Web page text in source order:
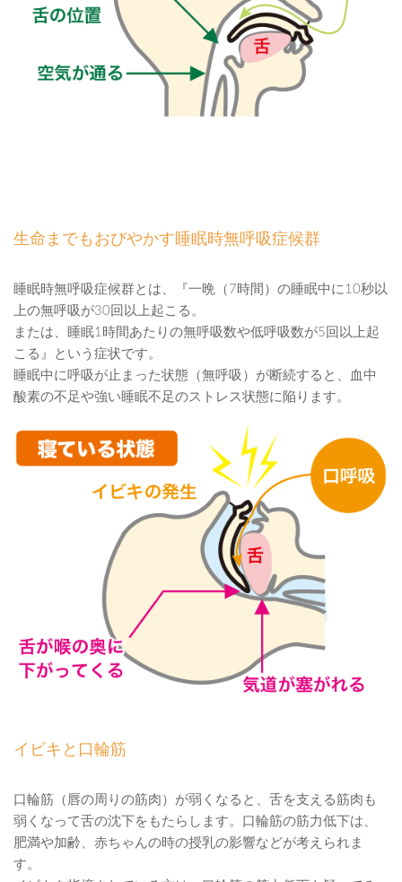
生命までもおびやかす睡眠時無呼吸症候群
睡眠時無呼吸症候群とは、『一晩（7時間）の睡眠中に10秒以
上の無呼吸が30回以上起こる。
または、睡眠1時間あたりの無呼吸数や低呼吸数が5回以上起
こる』という症状です。
睡眠中に呼吸が止まった状態（無呼吸）が断続すると、血中
酸素の不足や強い睡眠不足のストレス状態に陥ります。
イビキと口輪筋
口輪筋（唇の周りの筋肉）が弱くなると、舌を支える筋肉も
弱くなって舌の沈下をもたらします。口輪筋の筋力低下は、
肥満や加齢、赤ちゃんの時の授乳の影響などが考えられま
す。